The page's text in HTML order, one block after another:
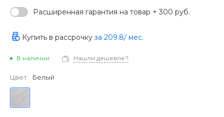
‹›
Расширенная гарантия на товар + 300 руб.
Купить в рассрочку за 209.8/ мес.
В наличии Нашли дешевле?
Цвет Белый